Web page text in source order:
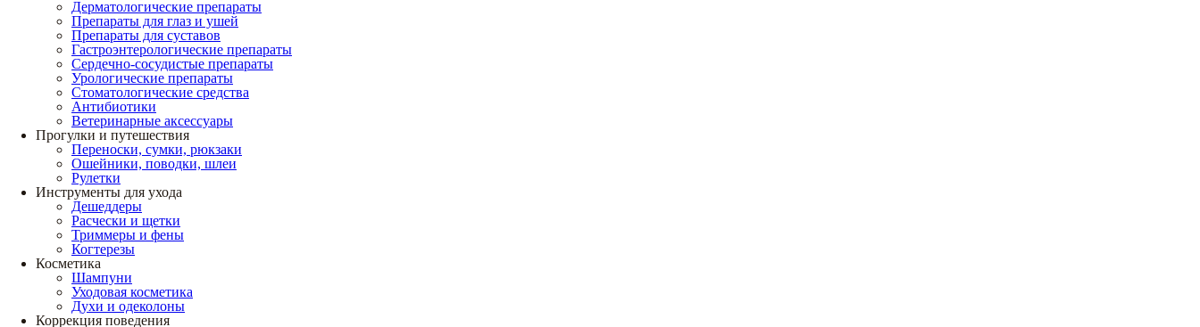
Дерматологические препараты
Препараты для глаз и ушей
Препараты для суставов
Гастроэнтерологические препараты
Сердечно-сосудистые препараты
Урологические препараты
Стоматологические средства
Антибиотики
Ветеринарные аксессуары
Прогулки и путешествия
Переноски, сумки, рюкзаки
Ошейники, поводки, шлеи
Рулетки
Инструменты для ухода
Дешеддеры
Расчески и щетки
Триммеры и фены
Когтерезы
Косметика
Шампуни
Уходовая косметика
Духи и одеколоны
Коррекция поведения